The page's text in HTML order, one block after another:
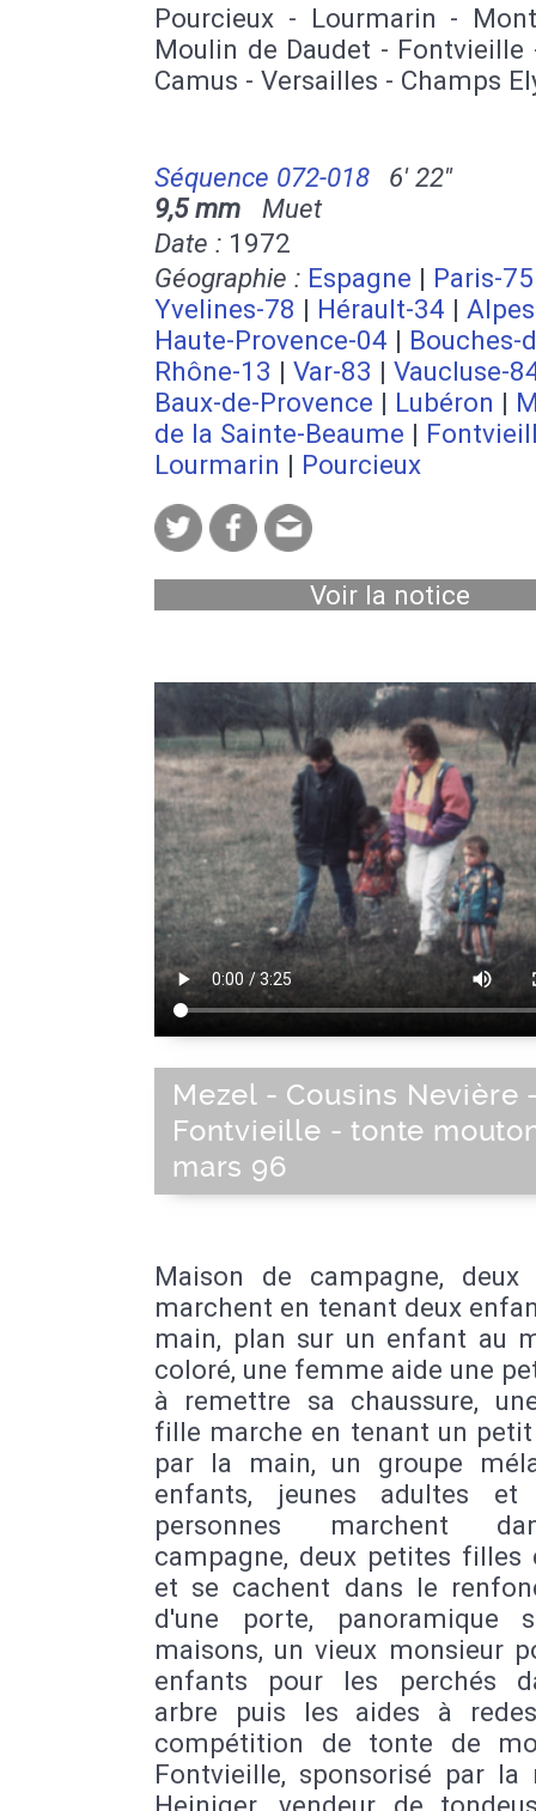
Pourcieux - Lourmarin -
Moulin de Daudet - Fontvieille
Camus - Versailles - Champs
Séquence 072-018
6' 22''
9,5 mm Muet
Date : 1972
Géographie : Espagne | Paris-75
Yvelines-78 | Hérault-34 |
Haute-Provence-04 | Bouches-
Rhône-13 | Var-83 | Vaucluse-
Baux-de-Provence | Lubéron |
de la Sainte-Beaume |
Lourmarin | Pourcieux
Voir la notice
Mezel - Cousins Nevière
Fontvieille - tonte
mars 96
Maison de campagne, deux
marchent en tenant deux
main, plan sur un enfant au
coloré, une femme aide une
à remettre sa chaussure,
fille marche en tenant un
par la main, un groupe
enfants, jeunes adultes et
personnes marchent
campagne, deux petites filles
et se cachent dans le
d'une porte, panoramique
maisons, un vieux monsieur
enfants pour les perchés
arbre puis les aides à
compétition de tonte de
Fontvieille, sponsorisé par la
Heiniger, vendeur de